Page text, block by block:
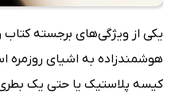
یکی از ویژگی‌های برجسته
هوشمندزاده به اشیای
کیسه پلاستیک یا حتی یک